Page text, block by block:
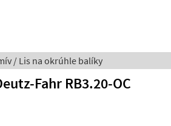
/ Lis na okrúhle balíky
Fahr RB3.20-OC